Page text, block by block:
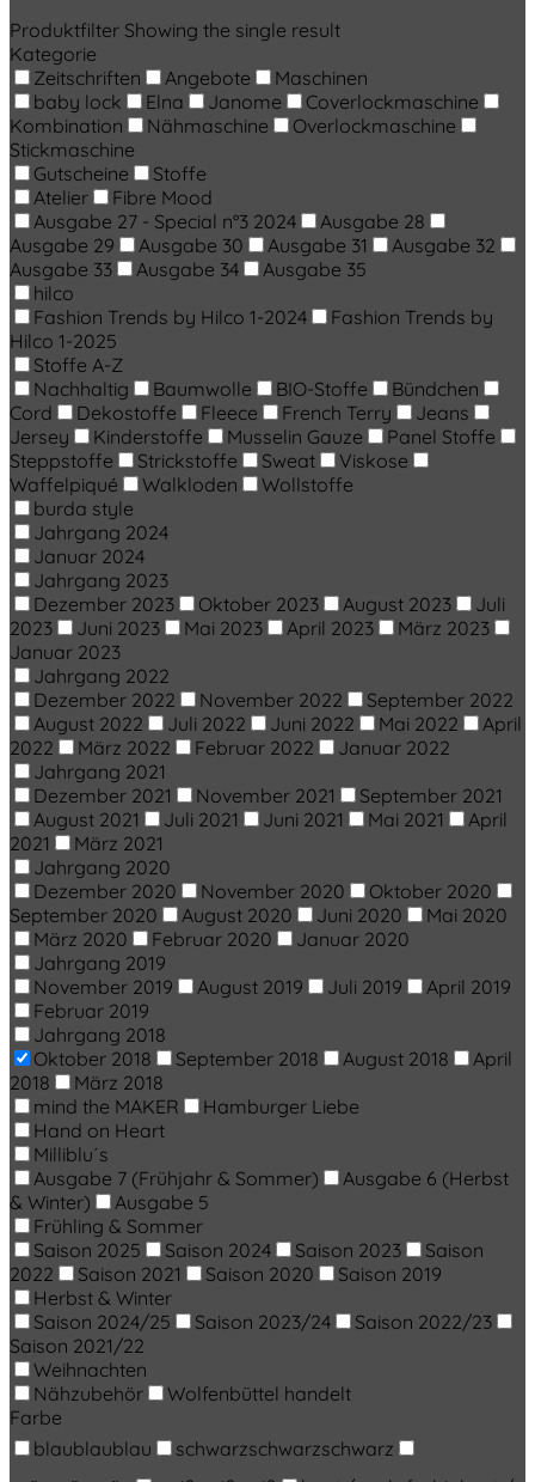
Produktfilter Showing the single result
Kategorie
Zeitschriften
Angebote
Maschinen
baby lock
Elna Janome
Coverlockmaschine
Kombination
Nähmaschine
Overlockmaschine
Stickmaschine
Gutscheine
Stoffe
Atelier
Fibre Mood
Ausgabe 27 - Special n°3 2024
Ausgabe 28
Ausgabe 29
Ausgabe 30 Ausgabe 31
Ausgabe 32
Ausgabe 33
Ausgabe 34
Ausgabe 35
hilco
Fashion Trends by Hilco 1-2024
Fashion Trends by
Hilco 1-2025
Stoffe A-Z
Nachhaltig
Baumwolle BIO-Stoffe
Bündchen
Cord
Dekostoffe Fleece French Terry
Jeans
Jersey
Kinderstoffe Musselin Gauze
Panel Stoffe
Steppstoffe
Strickstoffe Sweat
Viskose
Waffelpiqué
Walkloden
Wollstoffe
burda style
Jahrgang 2024
Januar 2024
Jahrgang 2023
Dezember 2023
Oktober 2023 August 2023
Juli
2023
Juni 2023 Mai 2023 April 2023
März 2023
Januar 2023
Jahrgang 2022
Dezember 2022
November 2022
September 2022
August 2022
Juli 2022 Juni 2022 Mai 2022
April
2022
März 2022 Februar 2022
Januar 2022
Jahrgang 2021
Dezember 2021
November 2021
September 2021
August 2021
Juli 2021 Juni 2021 Mai 2021
April
2021
März 2021
Jahrgang 2020
Dezember 2020
November 2020
Oktober 2020
September 2020
August 2020 Juni 2020
Mai 2020
März 2020
Februar 2020
Januar 2020
Jahrgang 2019
November 2019
August 2019 Juli 2019
April 2019
Februar 2019
Jahrgang 2018
Oktober 2018
September 2018 August 2018
April
2018
März 2018
mind the MAKER
Hamburger Liebe
Hand on Heart
Milliblu´s
Ausgabe 7 (Frühjahr & Sommer)
Ausgabe 6 (Herbst
& Winter)
Ausgabe 5
Frühling & Sommer
Saison 2025
Saison 2024 Saison 2023
Saison
2022
Saison 2021 Saison 2020
Saison 2019
Herbst & Winter
Saison 2024/25
Saison 2023/24
Saison 2022/23
Saison 2021/22
Weihnachten
Nähzubehör
Wolfenbüttel handelt
Farbe
blaublaublau schwarzschwarzschwarz